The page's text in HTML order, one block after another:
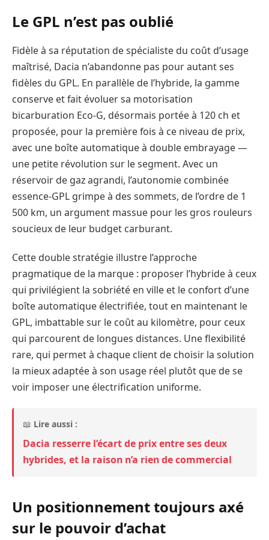
Le GPL n’est pas oublié
Fidèle à sa réputation de spécialiste du coût d’usage
maîtrisé, Dacia n’abandonne pas pour autant ses
fidèles du GPL. En parallèle de l’hybride, la gamme
conserve et fait évoluer sa motorisation
bicarburation Eco-G, désormais portée à 120 ch et
proposée, pour la première fois à ce niveau de prix,
avec une boîte automatique à double embrayage —
une petite révolution sur le segment. Avec un
réservoir de gaz agrandi, l’autonomie combinée
essence-GPL grimpe à des sommets, de l’ordre de 1
500 km, un argument massue pour les gros rouleurs
soucieux de leur budget carburant.
Cette double stratégie illustre l’approche
pragmatique de la marque : proposer l’hybride à ceux
qui privilégient la sobriété en ville et le confort d’une
boîte automatique électrifiée, tout en maintenant le
GPL, imbattable sur le coût au kilomètre, pour ceux
qui parcourent de longues distances. Une flexibilité
rare, qui permet à chaque client de choisir la solution
la mieux adaptée à son usage réel plutôt que de se
voir imposer une électrification uniforme.
📖 Lire aussi :
Dacia resserre l’écart de prix entre ses deux
hybrides, et la raison n’a rien de commercial
Un positionnement toujours axé
sur le pouvoir d’achat